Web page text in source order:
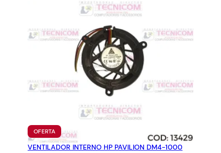
OFERTAPRODUCTO
EN
OFERTA
VENTILADOR INTERNO HP PAVILION DM4-1000